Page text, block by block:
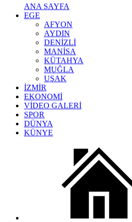
ANA SAYFA
EGE
AFYON
AYDIN
DENİZLİ
MANİSA
KÜTAHYA
MUĞLA
UŞAK
İZMİR
EKONOMİ
VİDEO GALERİ
SPOR
DÜNYA
KÜNYE